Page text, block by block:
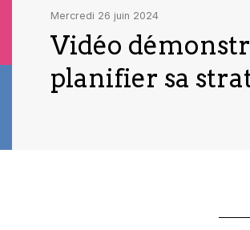
mercredi 26 juin 2024
Vidéo
planifier sa